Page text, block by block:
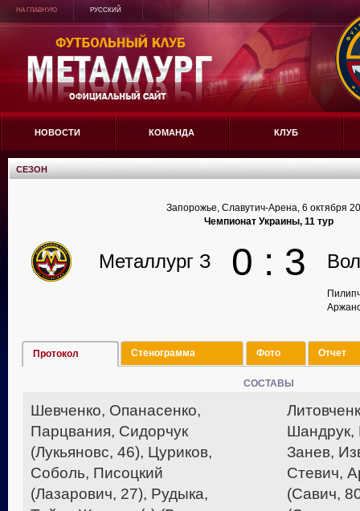
НА ГЛАВНУЮ РУССКИЙ
НОВОСТИ КОМАНДА КЛУБ
СЕЗОН
Запорожье, Славутич-Арена, 6 октября
Чемпионат Украины, 11 тур
Металлург З 0 : 3
Протокол Стенограмма Фото Отчет
СОСТАВЫ
Шевченко, Опанасенко,
Парцвания, Сидорчук
(Лукьяновс, 46), Цуриков,
Соболь, Писоцкий
(Лазарович, 27), Рудыка,
Шандрук,
Занев,
Стевич,
(Савич,